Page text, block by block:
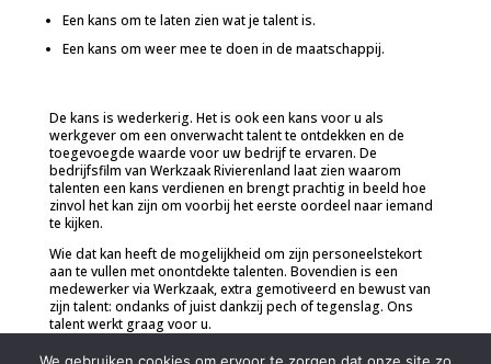
Een kans om te laten zien wat je talent is.
Een kans om weer mee te doen in de maatschappij.
De kans is wederkerig. Het is ook een kans voor u als
werkgever om een onverwacht talent te ontdekken en de
toegevoegde waarde voor uw bedrijf te ervaren. De
bedrijfsfilm van Werkzaak Rivierenland laat zien waarom
talenten een kans verdienen en brengt prachtig in beeld hoe
zinvol het kan zijn om voorbij het eerste oordeel naar iemand
te kijken.
Wie dat kan heeft de mogelijkheid om zijn personeelstekort
aan te vullen met onontdekte talenten. Bovendien is een
medewerker via Werkzaak, extra gemotiveerd en bewust van
zijn talent: ondanks of juist dankzij pech of tegenslag. Ons
talent werkt graag voor u.
Bekijk defilmof ga voor meer informatie over de